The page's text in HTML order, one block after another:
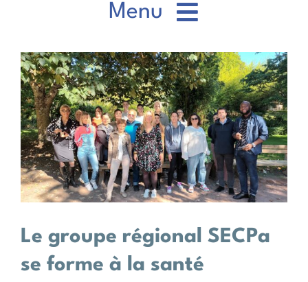
Menu
CO’santé
Centres de santé
Actions
Offres d’emploi
Voir
l'image
agrandie
Le groupe régional SECPa
se forme à la santé